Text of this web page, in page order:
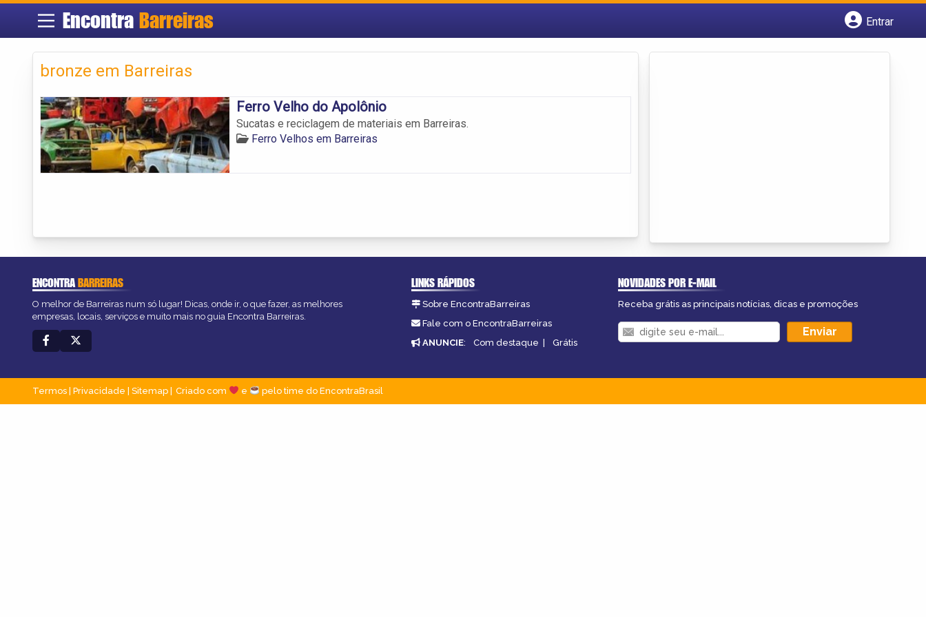
Encontra Barreiras
Entrar
bronze em Barreiras
Ferro Velho do Apolônio
Sucatas e reciclagem de materiais em Barreiras.
Ferro Velhos em Barreiras
ENCONTRABARREIRAS
O melhor de Barreiras num só lugar! Dicas, onde ir, o que fazer, as melhores
empresas, locais, serviços e muito mais no guia Encontra Barreiras.
LINKS RÁPIDOS
Sobre EncontraBarreiras
Fale com o EncontraBarreiras
ANUNCIE: Com destaque | Grátis
NOVIDADES POR E-MAIL
Receba grátis as principais notícias, dicas e promoções
Termos Privacidade Sitemap Criado com e pelo time do EncontraBrasil